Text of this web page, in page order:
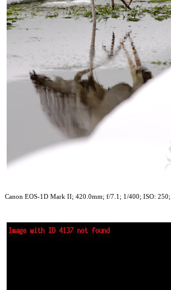
Canon EOS-1D Mark II; 420.0mm; f/7.1; 1/400; ISO: 250;